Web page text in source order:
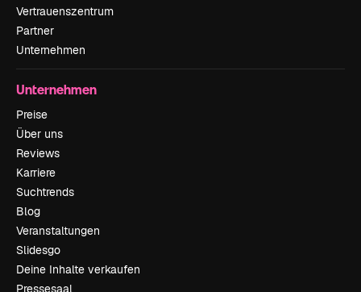
Vertrauenszentrum
Partner
Unternehmen
Unternehmen
Preise
Über uns
Reviews
Karriere
Suchtrends
Blog
Veranstaltungen
Slidesgo
Deine Inhalte verkaufen
Pressesaal